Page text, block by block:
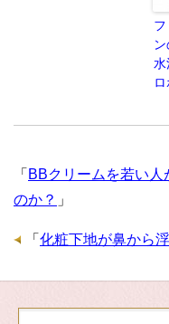
フ
水
「 BBクリームを若い
のか？ 」
「 化粧下地が鼻から